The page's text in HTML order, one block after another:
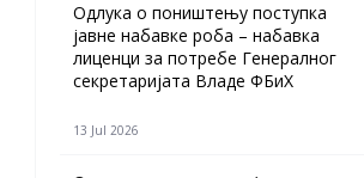
Одлука о поништењу поступка
јавне набавке роба – набавка
лиценци за потребе Генералног
секретаријата Владе ФБиХ
13 Jul 2026